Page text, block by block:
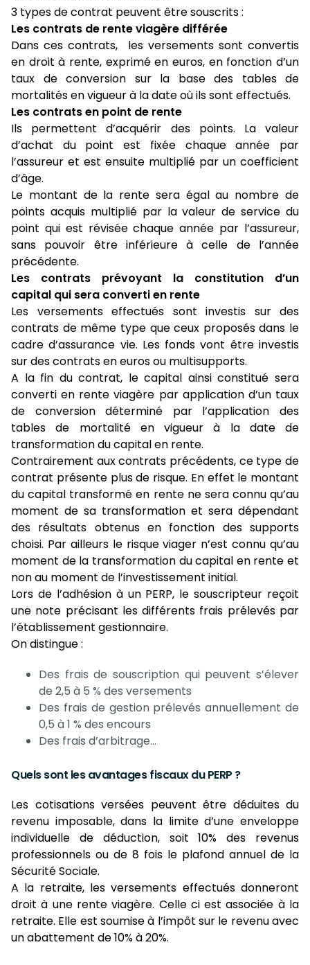
3 types de contrat peuvent être souscrits :
Les contrats de rente viagère différée
Dans ces contrats, les versements sont convertis
en droit à rente, exprimé en euros, en fonction d’un
taux de conversion sur la base des tables de
mortalités en vigueur à la date où ils sont effectués.
Les contrats en point de rente
Ils permettent d’acquérir des points. La valeur
d’achat du point est fixée chaque année par
l’assureur et est ensuite multiplié par un coefficient
d’âge.
Le montant de la rente sera égal au nombre de
points acquis multiplié par la valeur de service du
point qui est révisée chaque année par l’assureur,
sans pouvoir être inférieure à celle de l’année
précédente.
Les contrats prévoyant la constitution d’un
capital qui sera converti en rente
Les versements effectués sont investis sur des
contrats de même type que ceux proposés dans le
cadre d’assurance vie. Les fonds vont être investis
sur des contrats en euros ou multisupports.
A la fin du contrat, le capital ainsi constitué sera
converti en rente viagère par application d’un taux
de conversion déterminé par l’application des
tables de mortalité en vigueur à la date de
transformation du capital en rente.
Contrairement aux contrats précédents, ce type de
contrat présente plus de risque. En effet le montant
du capital transformé en rente ne sera connu qu’au
moment de sa transformation et sera dépendant
des résultats obtenus en fonction des supports
choisi. Par ailleurs le risque viager n’est connu qu’au
moment de la transformation du capital en rente et
non au moment de l’investissement initial.
Lors de l’adhésion à un PERP, le souscripteur reçoit
une note précisant les différents frais prélevés par
l’établissement gestionnaire.
On distingue :
Des frais de souscription qui peuvent s’élever
de 2,5 à 5 % des versements
Des frais de gestion prélevés annuellement de
0,5 à 1 % des encours
Des frais d’arbitrage…
Quels sont les avantages fiscaux du PERP ?
Les cotisations versées peuvent être déduites du
revenu imposable, dans la limite d’une enveloppe
individuelle de déduction, soit 10% des revenus
professionnels ou de 8 fois le plafond annuel de la
Sécurité Sociale.
A la retraite, les versements effectués donneront
droit à une rente viagère. Celle ci est associée à la
retraite. Elle est soumise à l’impôt sur le revenu avec
un abattement de 10% à 20%.